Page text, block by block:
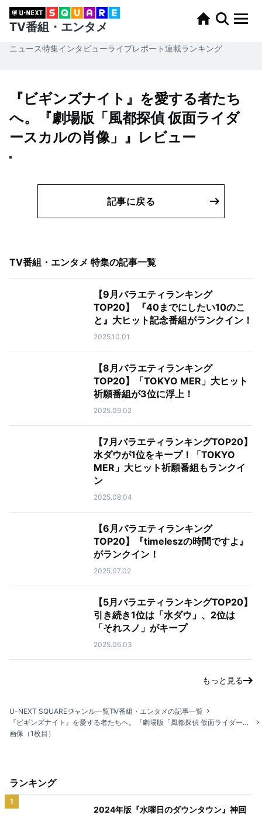
TV番組・エンタメ
ニュース特集インタビューライブレポート連載ランキング
『ビギンズナイト』を愛する者たち
へ。『劇場版「風都探偵 仮面ライダ
ースカルの肖像」』レビュー
記事に戻る
TV番組・エンタメ 特集の記事一覧
【9月バラエティランキング
TOP20】 『40までにしたい10のこ
と』大ヒット記念番組がランクイン！
2025.10.01
【8月バラエティランキング
TOP20】「TOKYO MER」大ヒット
祈願番組が3位に浮上！
2025.09.02
【7月バラエティランキングTOP20】
水ダウが1位をキープ！「TOKYO
MER」大ヒット祈願番組もランクイ
ン
2025.08.04
【6月バラエティランキング
TOP20】『timeleszの時間ですよ』
がランクイン！
2025.07.02
【5月バラエティランキングTOP20】
引き続き1位は「水ダウ」、2位は
「それスノ」がキープ
2025.06.03
もっと見る
U-NEXT SQUAREジャンル一覧TV番組・エンタメの記事一覧
『ビギンズナイト』を愛する者たちへ。『劇場版「風都探偵 仮面ライダースカルの肖像」』レビュー
画像（1枚目）
ランキング
1
2024年版『水曜日のダウンタウン』神回